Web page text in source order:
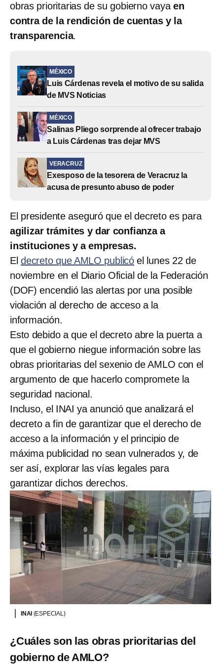
obras prioritarias de su gobierno vaya en
contra de la rendición de cuentas y la
transparencia.
MÉXICO
Luis Cárdenas revela el motivo de su salida
de MVS Noticias
MÉXICO
Salinas Pliego sorprende al ofrecer trabajo
a Luis Cárdenas tras dejar MVS
VERACRUZ
Exesposo de la tesorera de Veracruz la
acusa de presunto abuso de poder
El presidente aseguró que el decreto es para
agilizar trámites y dar confianza a
instituciones y a empresas.
El decreto que AMLO publicó el lunes 22 de
noviembre en el Diario Oficial de la Federación
(DOF) encendió las alertas por una posible
violación al derecho de acceso a la
información.
Esto debido a que el decreto abre la puerta a
que el gobierno niegue información sobre las
obras prioritarias del sexenio de AMLO con el
argumento de que hacerlo compromete la
seguridad nacional.
Incluso, el INAI ya anunció que analizará el
decreto a fin de garantizar que el derecho de
acceso a la información y el principio de
máxima publicidad no sean vulnerados y, de
ser así, explorar las vías legales para
garantizar dichos derechos.
INAI (ESPECIAL)
¿Cuáles son las obras prioritarias del
gobierno de AMLO?